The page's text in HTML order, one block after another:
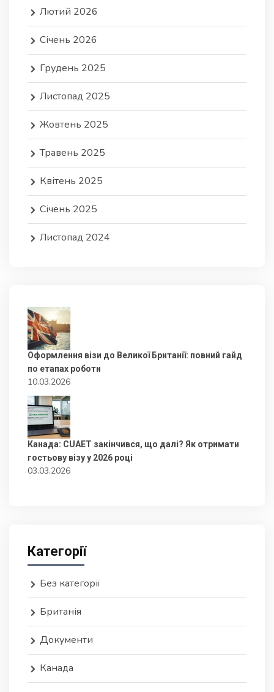
Лютий 2026
Січень 2026
Грудень 2025
Листопад 2025
Жовтень 2025
Травень 2025
Квітень 2025
Січень 2025
Листопад 2024
Оформлення візи до Великої Британії: повний гайд
по етапах роботи
10.03.2026
Канада: CUAET закінчився, що далі? Як отримати
гостьову візу у 2026 році
03.03.2026
Категорії
Без категорії
Британія
Документи
Канада